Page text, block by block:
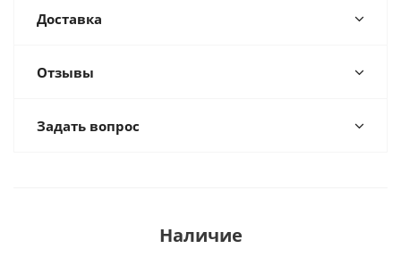
Доставка
Отзывы
Задать вопрос
Наличие